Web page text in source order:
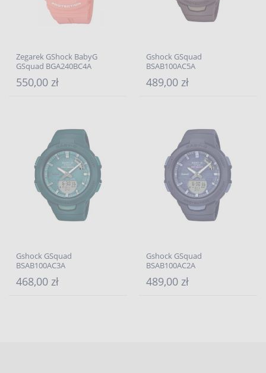
Zegarek GShock BabyG
GSquad BGA240BC4A
550,00 zł
Gshock GSquad
BSAB100AC5A
489,00 zł
Gshock GSquad
BSAB100AC3A
468,00 zł
Gshock GSquad
BSAB100AC2A
489,00 zł